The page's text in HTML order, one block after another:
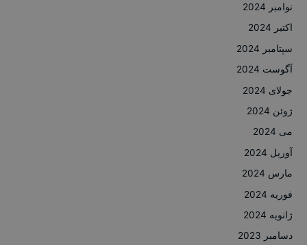
نوامبر 2024
اکتبر 2024
سپتامبر 2024
آگوست 2024
جولای 2024
ژوئن 2024
می 2024
آوریل 2024
مارس 2024
فوریه 2024
ژانویه 2024
دسامبر 2023